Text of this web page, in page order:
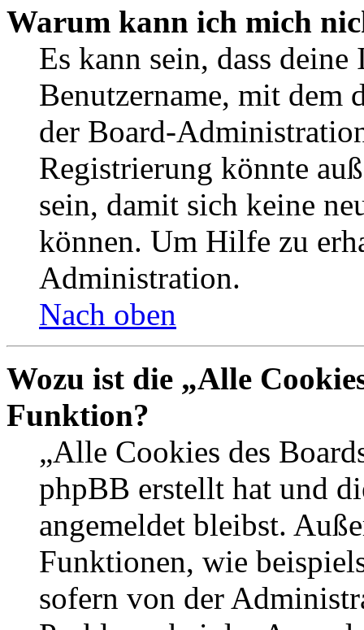
Warum kann ich mich
Es kann sein, dass
Benutzername, mit dem
der Board-
Registrierung könnte
sein, damit sich keine
können. Um Hilfe zu
Administration.
Nach oben
Wozu ist die „Alle
Funktion?
„Alle Cookies des
phpBB erstellt hat und
angemeldet bleibst.
Funktionen, wie
sofern von der